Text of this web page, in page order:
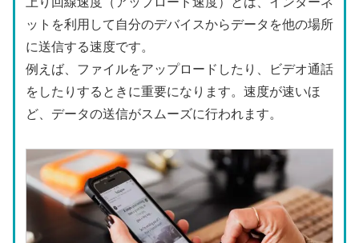
ットを利用して自分のデバイスからデータを他の場所
に送信する速度です。
例えば、ファイルをアップロードしたり、ビデオ通話
をしたりするときに重要になります。速度が速いほ
ど、データの送信がスムーズに行われます。